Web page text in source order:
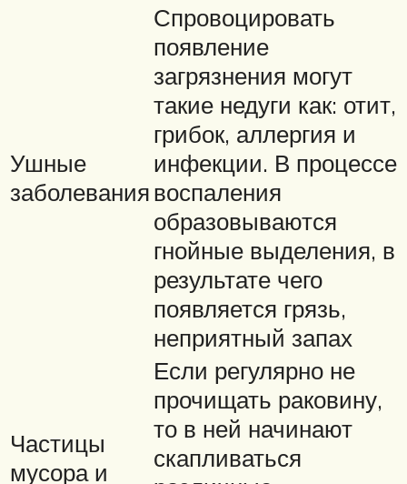
Ушные
заболевания
Спровоцировать
появление
загрязнения могут
такие недуги как: отит,
грибок, аллергия и
инфекции. В процессе
воспаления
образовываются
гнойные выделения, в
результате чего
появляется грязь,
неприятный запах
Частицы
мусора и
Если регулярно не
прочищать раковину,
то в ней начинают
скапливаться